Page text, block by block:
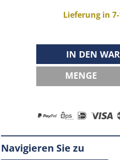
Lieferung in 7-
IN DEN
MENGE
Navigieren Sie zu